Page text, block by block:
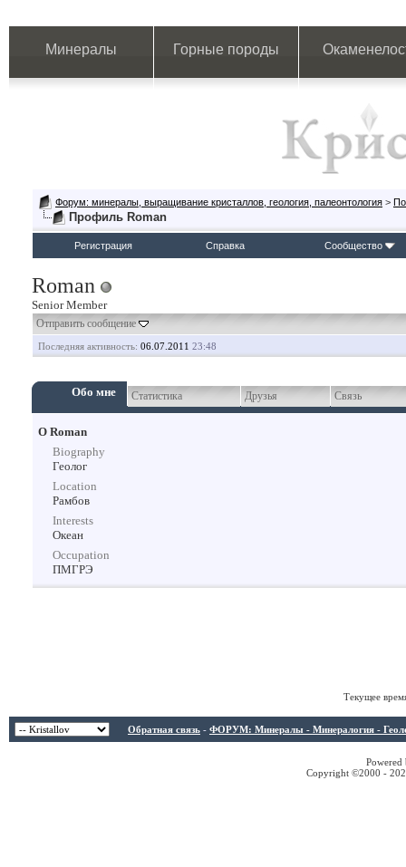
Минералы Горные породы
Форум: минералы, выращивание кристаллов, геология, палеонтология >
Профиль Roman
Регистрация Справка Сообщество
Roman
Senior Member
Отправить сообщение
Последняя активность: 06.07.2011 23:48
Обо мне Статистика Друзья Связь
О Roman
Biography
Геолог
Location
Рамбов
Interests
Океан
Occupation
ПМГРЭ
Текущее
Обратная связь - ФОРУМ: Минералы - Минералогия -
Copyright ©2000 -